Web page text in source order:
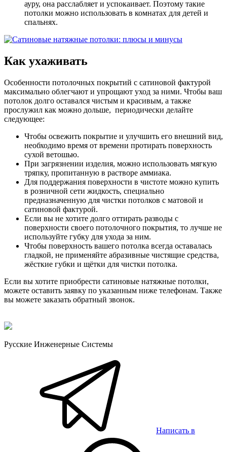
ауру, она расслабляет и успокаивает. Поэтому такие
потолки можно использовать в комнатах для детей и
спальнях.
Как ухаживать
Особенности потолочных покрытий с сатиновой фактурой
максимально облегчают и упрощают уход за ними. Чтобы ваш
потолок долго оставался чистым и красивым, а также
прослужил как можно дольше, периодически делайте
следующее:
Чтобы освежить покрытие и улучшить его внешний вид,
необходимо время от времени протирать поверхность
сухой ветошью.
При загрязнении изделия, можно использовать мягкую
тряпку, пропитанную в растворе аммиака.
Для поддержания поверхности в чистоте можно купить
в розничной сети жидкость, специально
предназначенную для чистки потолков с матовой и
сатиновой фактурой.
Если вы не хотите долго оттирать разводы с
поверхности своего потолочного покрытия, то лучше не
используйте губку для ухода за ним.
Чтобы поверхность вашего потолка всегда оставалась
гладкой, не применяйте абразивные чистящие средства,
жёсткие губки и щётки для чистки потолка.
Если вы хотите приобрести сатиновые натяжные потолки,
можете оставить заявку по указанным ниже телефонам. Также
вы можете заказать обратный звонок.
Русские Инженерные Системы
Написать в